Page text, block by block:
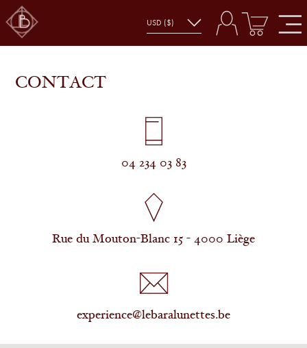
CONTACT
04 234 03 83
Rue du Mouton-Blanc 15 - 4000 Liège
experience@lebaralunettes.be